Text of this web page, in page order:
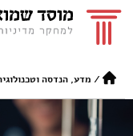
/ מדע, הנדסה